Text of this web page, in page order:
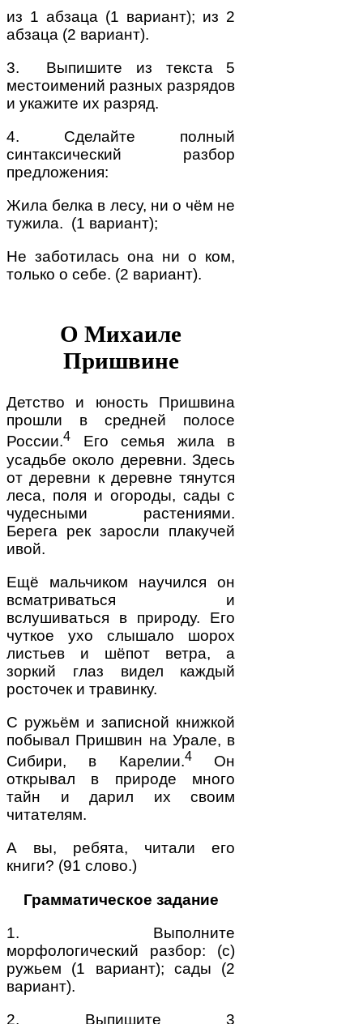
из 1 абзаца (1 вариант); из 2
абзаца (2 вариант).
3. Выпишите из текста 5
местоимений разных разрядов
и укажите их разряд.
4. Сделайте полный
синтаксический разбор
предложения:
Жила белка в лесу, ни о чём не
тужила. (1 вариант);
Не заботилась она ни о ком,
только о себе. (2 вариант).
О Михаиле
Пришвине
Детство и юность Пришвина
прошли в средней полосе
России.4
Его семья жила в
усадьбе около деревни. Здесь
от деревни к деревне тянутся
леса, поля и огороды, сады с
чудесными растениями.
Берега рек заросли плакучей
ивой.
Ещё мальчиком научился он
всматриваться и
вслушиваться в природу. Его
чуткое ухо слышало шорох
листьев и шёпот ветра, а
зоркий глаз видел каждый
росточек и травинку.
С ружьём и записной книжкой
побывал Пришвин на Урале, в
Сибири, в Карелии.4Он
открывал в природе много
тайн и дарил их своим
читателям.
А вы, ребята, читали его
книги? (91 слово.)
Грамматическое задание
1. Выполните
морфологический разбор: (с)
ружьем (1 вариант); сады (2
вариант).
2. Выпишите 3